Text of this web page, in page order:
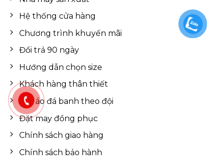
Hệ thống cửa hàng
Chương trình khuyến mãi
Đổi trả 90 ngày
Hướng dẫn chọn size
Khách hàng thân thiết
Đặt áo đá banh theo đội
Đặt may đồng phục
Chính sách giao hàng
Chính sách bảo hành